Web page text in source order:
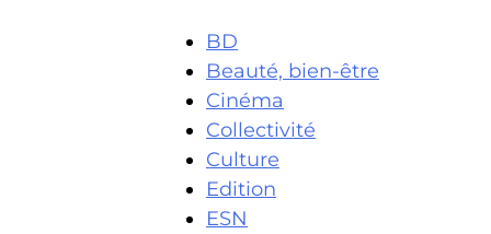
BD
Beauté, bien-être
Cinéma
Collectivité
Culture
Edition
ESN